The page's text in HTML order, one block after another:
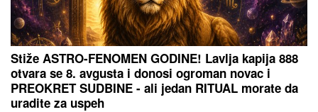
Stiže ASTRO-FENOMEN GODINE! Lavlja kapija 888
otvara se 8. avgusta i donosi ogroman novac i
PREOKRET SUDBINE - ali jedan RITUAL morate da
uradite za uspeh